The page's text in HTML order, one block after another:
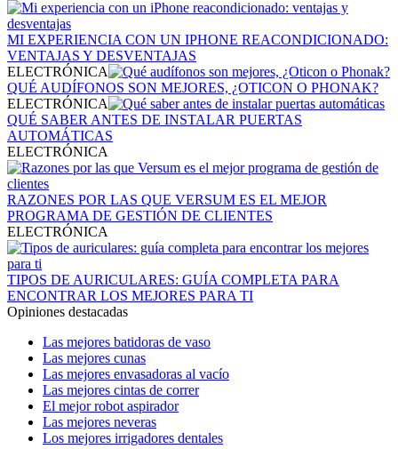
MI EXPERIENCIA CON UN IPHONE REACONDICIONADO:
VENTAJAS Y DESVENTAJAS
ELECTRÓNICA
QUÉ AUDÍFONOS SON MEJORES, ¿OTICON O PHONAK?
ELECTRÓNICA
QUÉ SABER ANTES DE INSTALAR PUERTAS
AUTOMÁTICAS
ELECTRÓNICA
RAZONES POR LAS QUE VERSUM ES EL MEJOR
PROGRAMA DE GESTIÓN DE CLIENTES
ELECTRÓNICA
TIPOS DE AURICULARES: GUÍA COMPLETA PARA
ENCONTRAR LOS MEJORES PARA TI
Opiniones destacadas
Las mejores batidoras de vaso
Las mejores cunas
Las mejores envasadoras al vacío
Las mejores cintas de correr
El mejor robot aspirador
Las mejores neveras
Los mejores irrigadores dentales